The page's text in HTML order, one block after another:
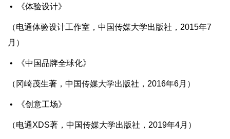
• 《体验设计》
（电通体验设计工作室，中国传媒大学出版社，2015年7
月）
• 《中国品牌全球化》
（冈崎茂生著，中国传媒大学出版社，2016年6月）
• 《创意工场》
（电通XDS著，中国传媒大学出版社，2019年4月）